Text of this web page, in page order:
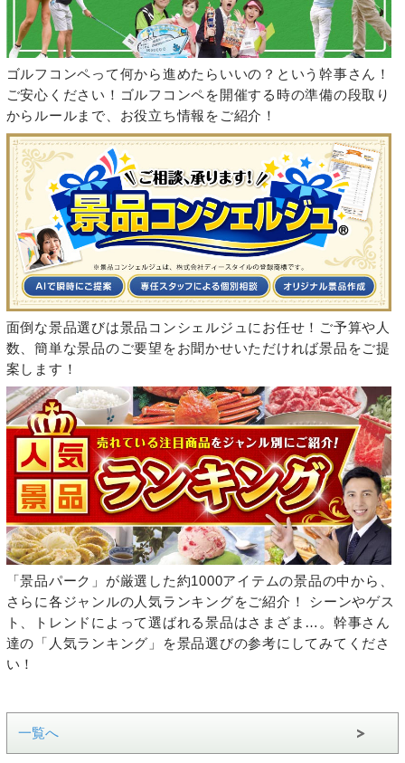
ゴルフコンペって何から進めたらいいの？という幹事さん！
ご安心ください！ゴルフコンペを開催する時の準備の段取り
からルールまで、お役立ち情報をご紹介！
面倒な景品選びは景品コンシェルジュにお任せ！ご予算や人
数、簡単な景品のご要望をお聞かせいただければ景品をご提
案します！
「景品パーク」が厳選した約1000アイテムの景品の中から、
さらに各ジャンルの人気ランキングをご紹介！ シーンやゲス
ト、トレンドによって選ばれる景品はさまざま…。幹事さん
達の「人気ランキング」を景品選びの参考にしてみてくださ
い！
一覧へ